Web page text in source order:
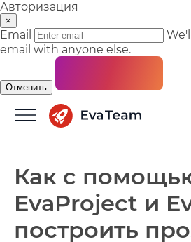
Авторизация
×
Email
email with anyone else.
Отменить
Как с
EvaProject и
построить